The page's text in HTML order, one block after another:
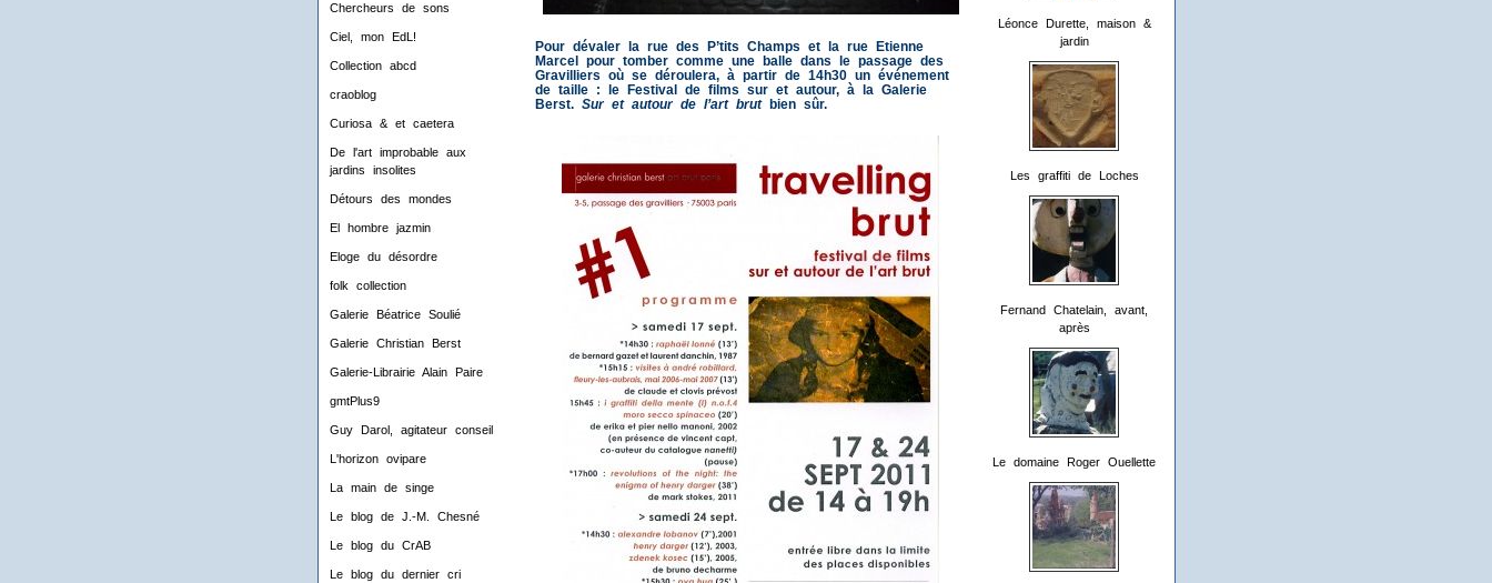
Chercheurs de sons
Ciel, mon EdL!
Collection abcd
craoblog
Curiosa & et caetera
De l'art improbable aux
jardins insolites
Détours des mondes
El hombre jazmin
Eloge du désordre
folk collection
Galerie Béatrice Soulié
Galerie Christian Berst
Galerie-Librairie Alain Paire
gmtPlus9
Guy Darol, agitateur conseil
L'horizon ovipare
La main de singe
Le blog de J.-M. Chesné
Le blog du CrAB
Le blog du dernier cri
Léonce Durette, maison &
jardin
Les graffiti de Loches
Fernand Chatelain, avant,
après
Le domaine Roger Ouellette
Pour dévaler la rue des P’tits Champs et la rue Etienne
Marcel pour tomber comme une balle dans le passage des
Gravilliers où se déroulera, à partir de 14h30 un événement
de taille : le Festival de films sur et autour, à la Galerie
Berst. Sur et autour de l’art brut bien sûr.